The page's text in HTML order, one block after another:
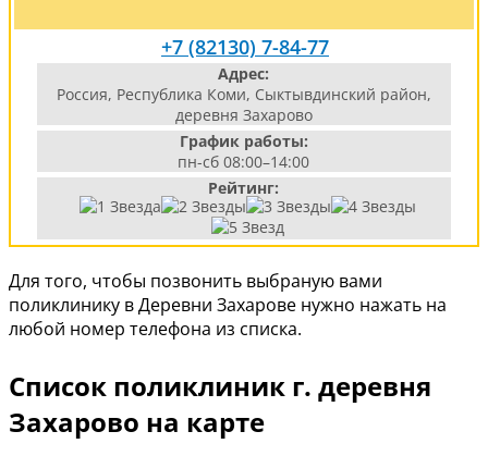
+7 (82130) 7-84-77
Адрес:
Россия, Республика Коми, Сыктывдинский район,
деревня Захарово
График работы:
пн-сб 08:00–14:00
Рейтинг:
Для того, чтобы позвонить выбраную вами
поликлинику в Деревни Захарове нужно нажать на
любой номер телефона из списка.
Список поликлиник г. деревня
Захарово на карте